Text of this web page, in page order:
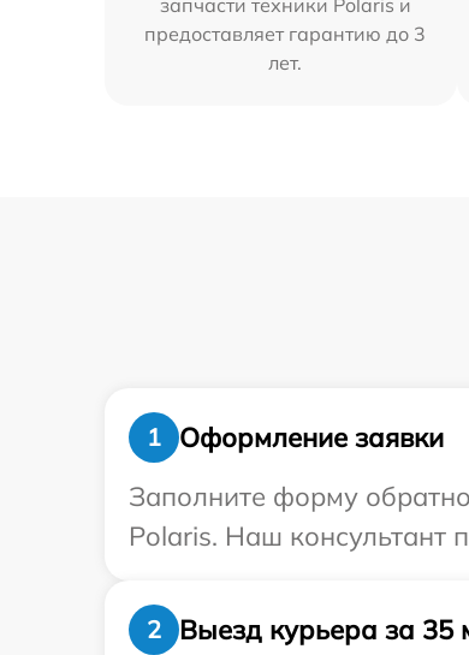
запчасти техники Polaris и
предоставляет гарантию до 3
лет.
1
Оформление заявки
Заполните форму
Polaris. Наш консультант
2
Выезд курьера за 35